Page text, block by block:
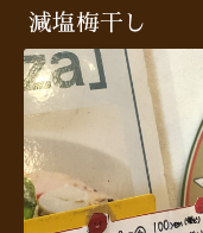
減塩梅干し